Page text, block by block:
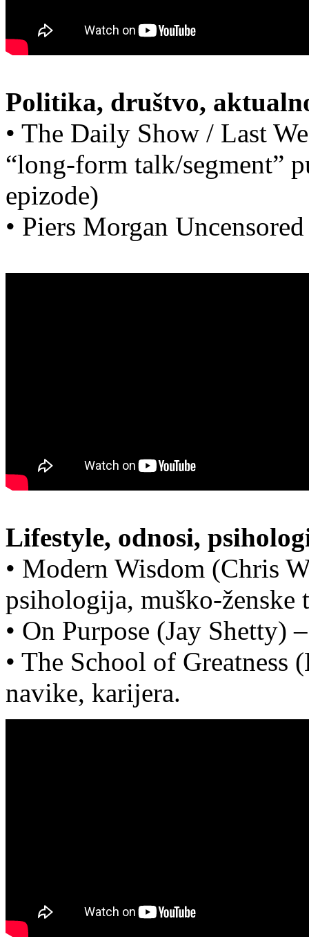
Politika, društvo,
• The Daily Show / Last
“long-form talk/segment”
epizode)
• Piers Morgan
Lifestyle, odnosi,
• Modern Wisdom (Chris
psihologija, muško-ženske
• On Purpose (Jay Shetty)
• The School of
navike, karijera.